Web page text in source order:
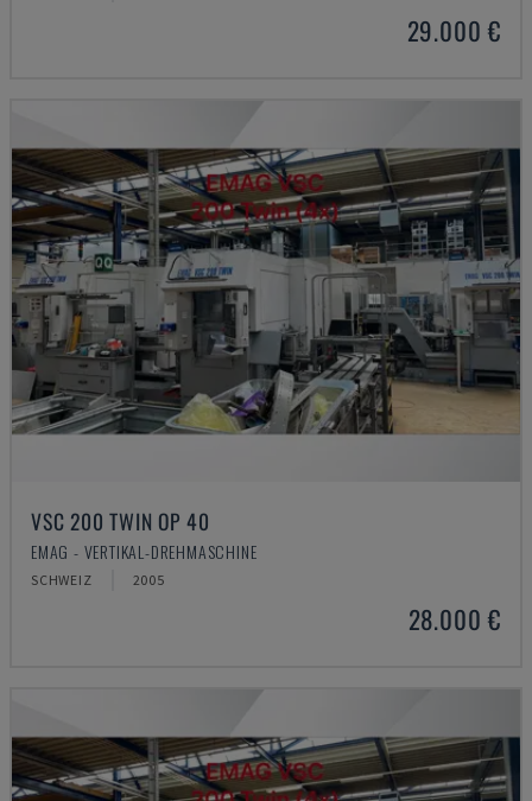
29.000 €
VSC 200 TWIN OP 40
EMAG - VERTIKAL-DREHMASCHINE
SCHWEIZ 2005
28.000 €